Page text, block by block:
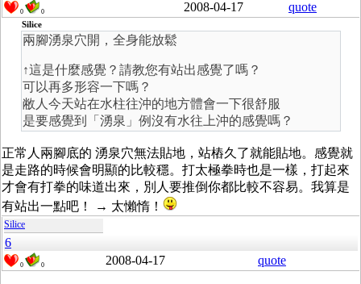
0 0 2008-04-17 quote
Silice
兩腳湧泉穴開，全身能放鬆
↑這是什麼感覺？請教您有站出感覺了嗎？
可以再多形容一下嗎？
敝人今天站在水柱往沖的地方體會一下很舒服
是要感覺到「湧泉」例沒有水往上沖的感覺嗎？
正常人兩腳底的 湧泉穴無法貼地，站樁久了就能貼地。感覺就
是走路的時候會明顯的比較穩。打太極拳時也是一樣，打起來
才會有打拳的味道出來，別人要推倒你都比較不容易。我算是
有站出一點吧！ → 太懶惰！
Silice
6
0 0 2008-04-17 quote